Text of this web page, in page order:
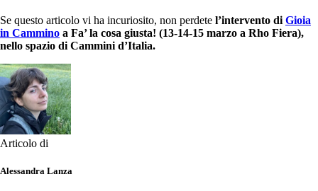
Se questo articolo vi ha incuriosito, non perdete l’intervento di Gioia
in Cammino a Fa’ la cosa giusta! (13-14-15 marzo a Rho Fiera),
nello spazio di Cammini d’Italia.
Articolo di
Alessandra Lanza